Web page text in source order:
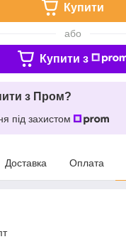
Купити
або
Купити з
з Пром?
під захистом
Доставка Оплата